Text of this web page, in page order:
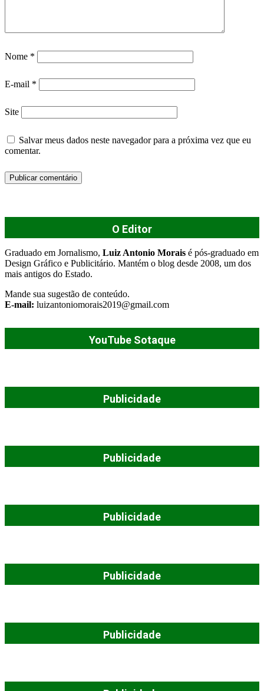
Nome *
E-mail *
Site
Salvar meus dados neste navegador para a próxima vez que eu
comentar.
O Editor
Graduado em Jornalismo, Luiz Antonio Morais é pós-graduado em
Design Gráfico e Publicitário. Mantém o blog desde 2008, um dos
mais antigos do Estado.
Mande sua sugestão de conteúdo.
E-mail: luizantoniomorais2019@gmail.com
YouTube Sotaque
Publicidade
Publicidade
Publicidade
Publicidade
Publicidade